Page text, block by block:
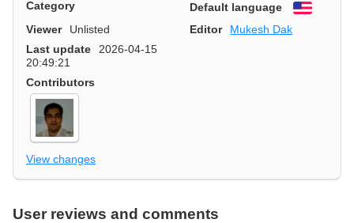
Category Default language
English
Viewer
Unlisted Editor
Mukesh Dak
Last update
2026-04-15
20:49:21
Contributors
View changes
User reviews and comments